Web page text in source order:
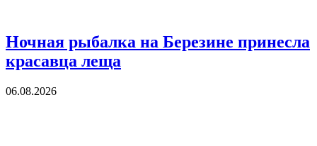
Ночная рыбалка на Березине принесла
красавца леща
06.08.2026